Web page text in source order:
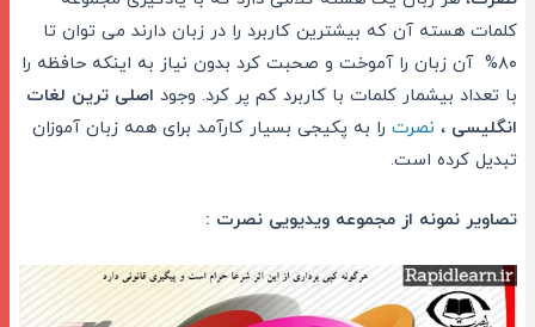
کلمات هسته آن که بیشترین کاربرد را در زبان دارند می توان تا
۸۰% آن زبان را آموخت و صحبت کرد بدون نیاز به اینکه حافظه را
با تعداد بیشمار کلمات با کاربرد کم پر کرد. وجود اصلی ترین لغات
انگلیسی، نصرترا به پکیجی بسیار کارآمد برای همه زبان آموزان
تبدیل کرده است.
تصاویر نمونه از مجموعه ویدیویی نصرت :